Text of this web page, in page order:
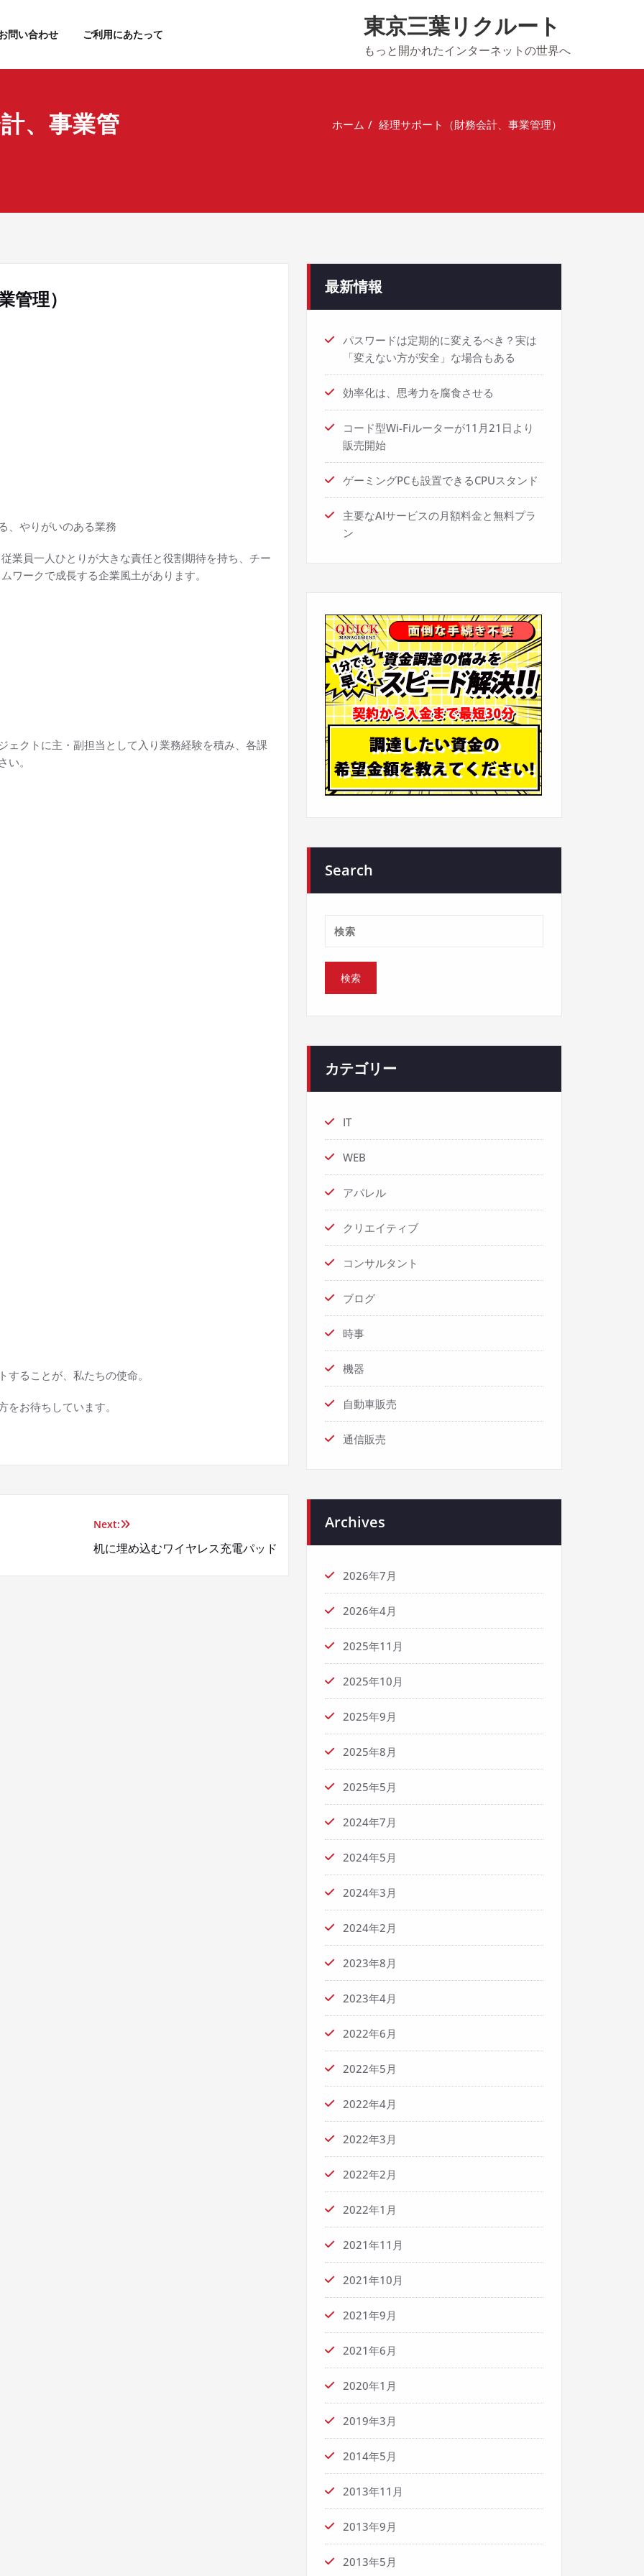
東京三葉リクルート
もっと開かれたインターネットの世界へ
問い合わせ ご利用にあたって
、事業管
ホーム 経理サポート（財務会計、事業管理）
管理）
、やりがいのある業務
従業員一人ひとりが大きな責任と役割期待を持ち、チー
ムワークで成長する企業風土があります。
ェクトに主・副担当として入り業務経験を積み、各課
。
ることが、私たちの使命。
お待ちしています。
Next:
机に埋め込むワイヤレス充電パッド
最新情報
パスワードは定期的に変えるべき？実は
「変えない方が安全」な場合もある
効率化は、思考力を腐食させる
コード型Wi-Fiルーターが11月21日より
販売開始
ゲーミングPCも設置できるCPUスタンド
主要なAIサービスの月額料金と無料プラ
ン
Search
カテゴリー
IT
WEB
アパレル
クリエイティブ
コンサルタント
ブログ
時事
機器
自動車販売
通信販売
Archives
2026年7月
2026年4月
2025年11月
2025年10月
2025年9月
2025年8月
2025年5月
2024年7月
2024年5月
2024年3月
2024年2月
2023年8月
2023年4月
2022年6月
2022年5月
2022年4月
2022年3月
2022年2月
2022年1月
2021年11月
2021年10月
2021年9月
2021年6月
2020年1月
2019年3月
2014年5月
2013年11月
2013年9月
2013年5月